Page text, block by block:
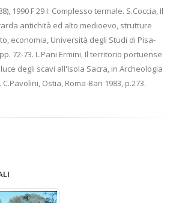
1990 F 29 I: Complesso termale. S.Coccia, Il
antichità ed alto medioevo, strutture
economia, Università degli Studi di Pisa-
72-73. L.Pani Ermini, Il territorio portuense
degli scavi all'Isola Sacra, in Archeologia
C.Pavolini, Ostia, Roma-Bari 1983, p.273.